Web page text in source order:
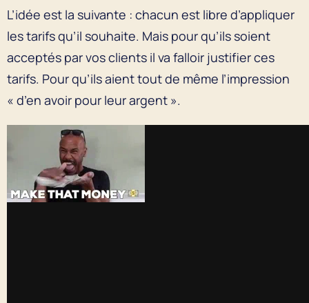
L’idée est la suivante : chacun est libre d’appliquer
les tarifs qu’il souhaite. Mais pour qu’ils soient
acceptés par vos clients il va falloir justifier ces
tarifs. Pour qu’ils aient tout de même l’impression
« d’en avoir pour leur argent ».